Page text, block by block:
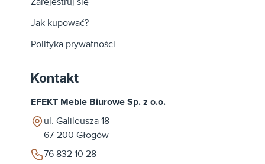
Jak kupować?
Polityka prywatności
Kontakt
EFEKT Meble Biurowe Sp. z o.o.
ul. Galileusza 18
67-200 Głogów
76 832 10 28